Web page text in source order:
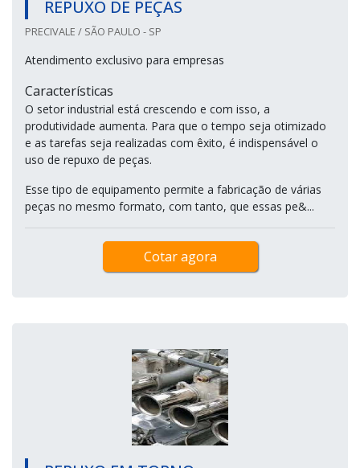
REPUXO DE PEÇAS
PRECIVALE / SÃO PAULO - SP
Atendimento exclusivo para empresas
Características
O setor industrial está crescendo e com isso, a
produtividade aumenta. Para que o tempo seja otimizado
e as tarefas seja realizadas com êxito, é indispensável o
uso de repuxo de peças.
Esse tipo de equipamento permite a fabricação de várias
peças no mesmo formato, com tanto, que essas pe&...
Cotar agora